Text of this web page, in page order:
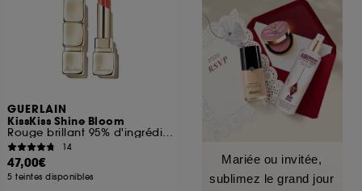
GUERLAIN
KissKiss Shine Bloom
Rouge brillant 95% d'ingrédients d'origine naturelle*
14
47,00€
5 teintes disponibles
Mariée ou invitée,
sublimez le grand jour